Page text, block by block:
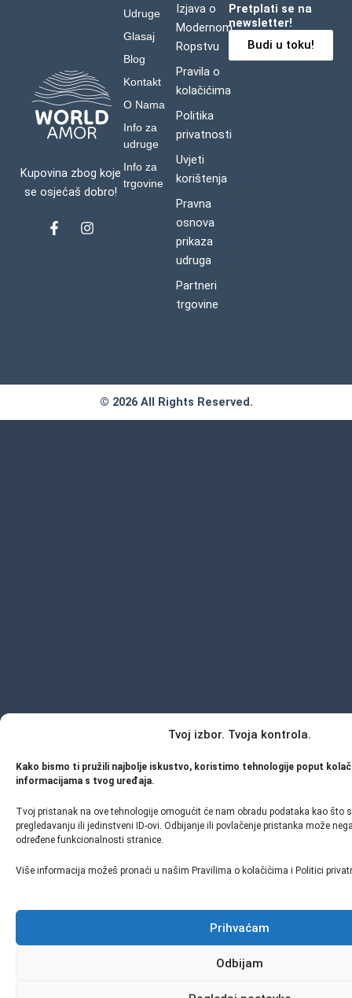
Tvoj izbor. Tvoja kontrola.
Kako bismo ti pružili najbolje iskustvo, koristimo tehnologije poput
informacijama s tvog uređaja.
Tvoj pristanak na ove tehnologije omogućit će nam obradu podataka kao što
pregledavanju ili jedinstveni ID-ovi. Odbijanje ili povlačenje pristanka može
određene funkcionalnosti stranice.
Više informacija možeš pronaći u našim Pravilima o kolačićima i Politici
Prihvaćam
Odbijam
Kupovina zbog koje
se osjećaš dobro!
F
I
Izjava o
Modernom
Ropstvu
Pravila o
kolačićima
Politika
privatnosti
Uvjeti
korištenja
Pravna
osnova
prikaza
udruga
Partneri
trgovine
Udruge
Glasaj
Blog
Kontakt
O Nama
Info za
udruge
Info za
trgovine
Pretplati se na
newsletter!
Budi u toku!
© 2026 All Rights Reserved.